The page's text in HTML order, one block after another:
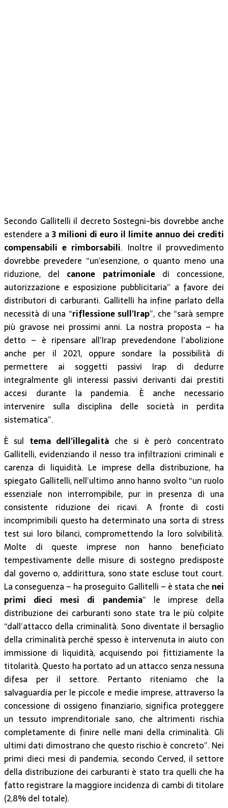
Secondo Gallitelli il decreto Sostegni-bis dovrebbe anche
estendere a 3 milioni di euro il limite annuo dei crediti
compensabili e rimborsabili. Inoltre il provvedimento
dovrebbe prevedere “un’esenzione, o quanto meno una
riduzione, del canone patrimonialedi concessione,
autorizzazione e esposizione pubblicitaria” a favore dei
distributori di carburanti. Gallitelli ha infine parlato della
necessità di una “riflessione sull’Irap”, che “sarà sempre
più gravose nei prossimi anni. La nostra proposta – ha
detto – è ripensare all’Irap prevedendone l’abolizione
anche per il 2021, oppure sondare la possibilità di
permettere ai soggetti passivi Irap di dedurre
integralmente gli interessi passivi derivanti dai prestiti
accesi durante la pandemia. È anche necessario
intervenire sulla disciplina delle società in perdita
sistematica”.
È sul tema dell’illegalità che si è però concentrato
Gallitelli, evidenziando il nesso tra infiltrazioni criminali e
carenza di liquidità. Le imprese della distribuzione, ha
spiegato Gallitelli, nell’ultimo anno hanno svolto “un ruolo
essenziale non interrompibile, pur in presenza di una
consistente riduzione dei ricavi. A fronte di costi
incomprimibili questo ha determinato una sorta di stress
test sui loro bilanci, compromettendo la loro solvibilità.
Molte di queste imprese non hanno beneficiato
tempestivamente delle misure di sostegno predisposte
dal governo o, addirittura, sono state escluse tout court.
La conseguenza – ha proseguito Gallitelli – è stata che nei
primi dieci mesi di pandemia” le imprese della
distribuzione dei carburanti sono state tra le più colpite
“dall’attacco della criminalità. Sono diventate il bersaglio
della criminalità perché spesso è intervenuta in aiuto con
immissione di liquidità, acquisendo poi fittiziamente la
titolarità. Questo ha portato ad un attacco senza nessuna
difesa per il settore. Pertanto riteniamo che la
salvaguardia per le piccole e medie imprese, attraverso la
concessione di ossigeno finanziario, significa proteggere
un tessuto imprenditoriale sano, che altrimenti rischia
completamente di finire nelle mani della criminalità. Gli
ultimi dati dimostrano che questo rischio è concreto”. Nei
primi dieci mesi di pandemia, secondo Cerved, il settore
della distribuzione dei carburanti è stato tra quelli che ha
fatto registrare la maggiore incidenza di cambi di titolare
(2,8% del totale).